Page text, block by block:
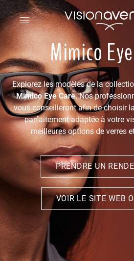
Mimico
Explorez les modèles de la
Mimico Eye Care. Nos
vous conseilleront afin de choisir
parfaitement adaptée à votre
meilleures options de verres
PRENDRE UN
VOIR LE SITE WEB